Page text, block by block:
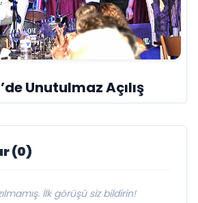
Unutulmaz Açılış
(0)
İlk görüşü siz bildirin!